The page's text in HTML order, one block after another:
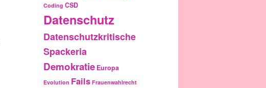
Coding CSD
Datenschutz
Datenschutzkritische
Spackeria
Demokratie Europa
Evolution Fails Frauenwahlrecht